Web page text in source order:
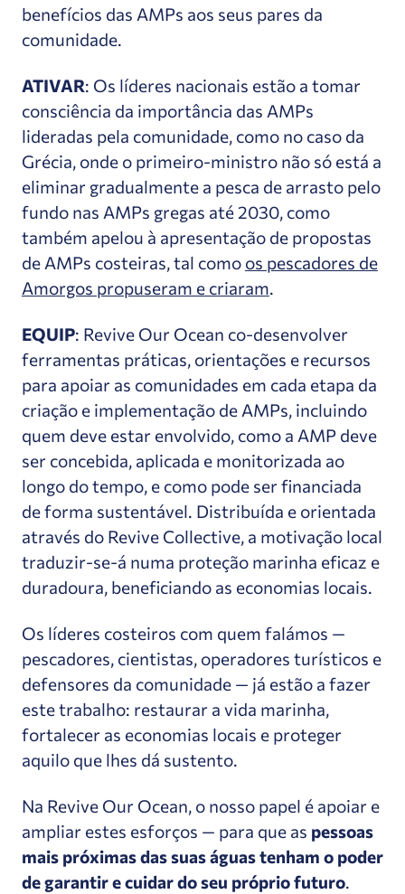
benefícios das AMPs aos seus pares da
comunidade.
ATIVAR: Os líderes nacionais estão a tomar
consciência da importância das AMPs
lideradas pela comunidade, como no caso da
Grécia, onde o primeiro-ministro não só está a
eliminar gradualmente a pesca de arrasto pelo
fundo nas AMPs gregas até 2030, como
também apelou à apresentação de propostas
de AMPs costeiras, tal como os pescadores de
Amorgos propuseram e criaram.
EQUIP: Revive Our Ocean co-desenvolver
ferramentas práticas, orientações e recursos
para apoiar as comunidades em cada etapa da
criação e implementação de AMPs, incluindo
quem deve estar envolvido, como a AMP deve
ser concebida, aplicada e monitorizada ao
longo do tempo, e como pode ser financiada
de forma sustentável. Distribuída e orientada
através do Revive Collective, a motivação local
traduzir-se-á numa proteção marinha eficaz e
duradoura, beneficiando as economias locais.
Os líderes costeiros com quem falámos —
pescadores, cientistas, operadores turísticos e
defensores da comunidade — já estão a fazer
este trabalho: restaurar a vida marinha,
fortalecer as economias locais e proteger
aquilo que lhes dá sustento.
Na Revive Our Ocean, o nosso papel é apoiar e
ampliar estes esforços — para que as pessoas
mais próximas das suas águas tenham o poder
de garantir e cuidar do seu próprio futuro.